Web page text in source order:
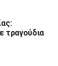
τραγούδια